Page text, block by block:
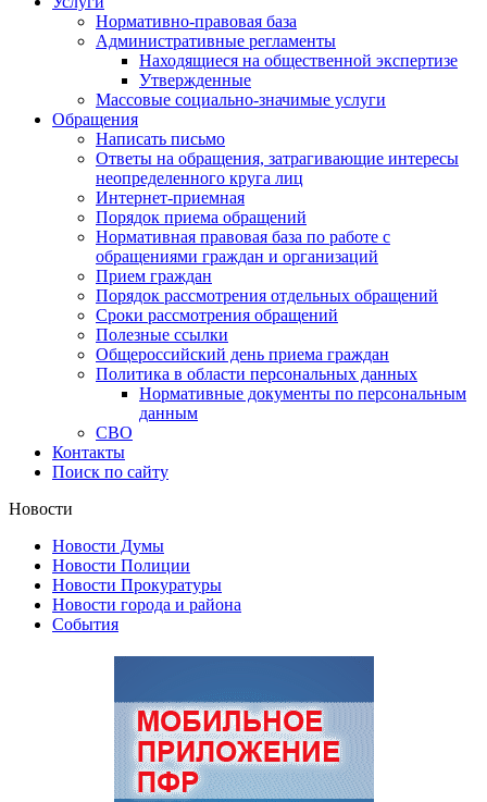
Нормативно-правовая база
Административные регламенты
Находящиеся на общественной экспертизе
Утвержденные
Массовые социально-значимые услуги
Обращения
Написать письмо
Ответы на обращения, затрагивающие интересы
неопределенного круга лиц
Интернет-приемная
Порядок приема обращений
Нормативная правовая база по работе с
обращениями граждан и организаций
Прием граждан
Порядок рассмотрения отдельных обращений
Сроки рассмотрения обращений
Полезные ссылки
Общероссийский день приема граждан
Политика в области персональных данных
Нормативные документы по персональным
данным
СВО
Контакты
Поиск по сайту
Новости
Новости Думы
Новости Полиции
Новости Прокуратуры
Новости города и района
События